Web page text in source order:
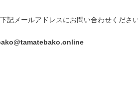
記メールアドレスにお問い合わせくださ